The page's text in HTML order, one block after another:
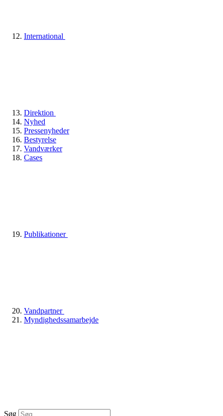
International
Direktion
Nyhed
Pressenyheder
Bestyrelse
Vandværker
Cases
Publikationer
Vandpartner
Myndighedssamarbejde
Søg